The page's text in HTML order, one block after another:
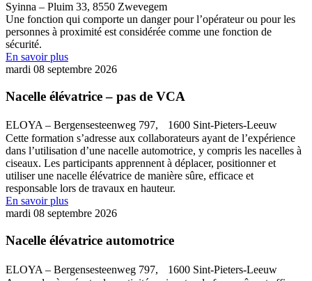
Syinna – Pluim 33, 8550 Zwevegem
Une fonction qui comporte un danger pour l’opérateur ou pour les
personnes à proximité est considérée comme une fonction de
sécurité.
En savoir plus
mardi 08 septembre 2026
Nacelle élévatrice – pas de VCA
ELOYA – Bergensesteenweg 797, 1600 Sint-Pieters-Leeuw
Cette formation s’adresse aux collaborateurs ayant de l’expérience
dans l’utilisation d’une nacelle automotrice, y compris les nacelles à
ciseaux. Les participants apprennent à déplacer, positionner et
utiliser une nacelle élévatrice de manière sûre, efficace et
responsable lors de travaux en hauteur.
En savoir plus
mardi 08 septembre 2026
Nacelle élévatrice automotrice
ELOYA – Bergensesteenweg 797, 1600 Sint-Pieters-Leeuw